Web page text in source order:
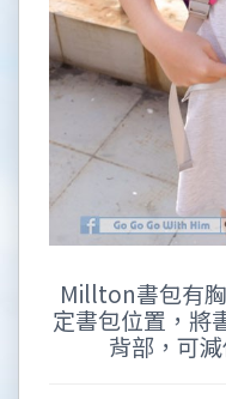
Millton書包有
定書包位置，將
背部，可